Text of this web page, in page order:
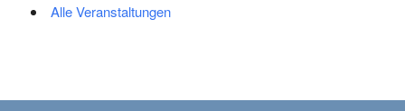
Alle Veranstaltungen